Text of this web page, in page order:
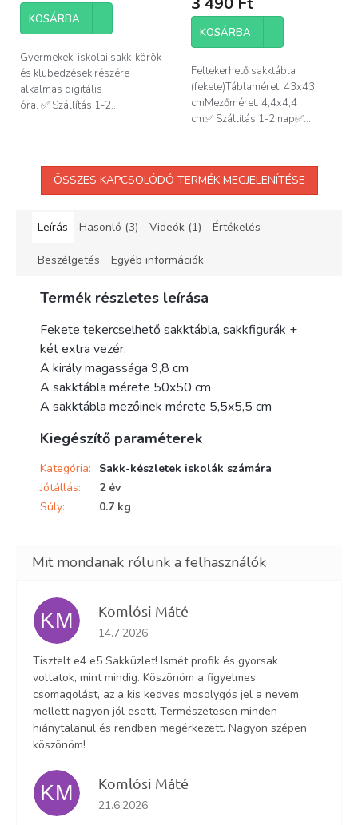
értékelése
5-
4,3
csillag.
KOSÁRBA
Gyermekek, iskolai sakk-körök
és klubedzések részére
alkalmas digitális
óra. ✅ Szállítás 1-2...
KOSÁRBA
Feltekerhető sakktábla
(fekete)Táblaméret: 43x43
cmMezőméret: 4,4x4,4
cm✅ Szállítás 1-2 nap✅...
ÖSSZES KAPCSOLÓDÓ TERMÉK MEGJELENÍTÉSE
Leírás Hasonló (3) Videók (1) Értékelés
Beszélgetés Egyéb információk
Termék részletes leírása
Fekete tekercselhető sakktábla, sakkfigurák +
két extra vezér.
A király magassága 9,8 cm
A sakktábla mérete 50x50 cm
A sakktábla mezőinek mérete 5,5x5,5 cm
Kiegészítő paraméterek
Kategória:
Sakk-készletek iskolák számára
Jótállás:
2 év
Súly: 0.7 kg
KM Komlósi Máté
Az áruház értékelése 5-ből 5 csillag.
14.7.2026
Tisztelt e4 e5 Sakküzlet! Ismét profik és gyorsak
voltatok, mint mindig. Köszönöm a figyelmes
csomagolást, az a kis kedves mosolygós jel a nevem
mellett nagyon jól esett. Természetesen minden
hiánytalanul és rendben megérkezett. Nagyon szépen
köszönöm!
KM Komlósi Máté
Az áruház értékelése 5-ből 5 csillag.
21.6.2026